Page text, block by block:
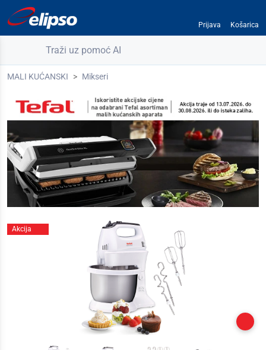
Prijava Košarica
Traži uz pomoć AI
MALI KUĆANSKI Mikseri
Akcija